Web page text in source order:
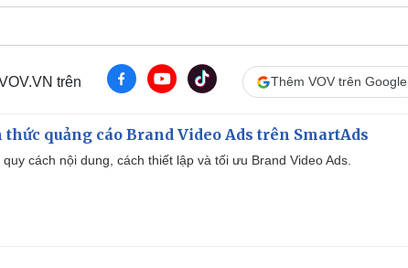
trên Thêm VOV trên Google
quảng cáo Brand Video Ads trên SmartAds
cách nội dung, cách thiết lập và tối ưu Brand Video Ads.